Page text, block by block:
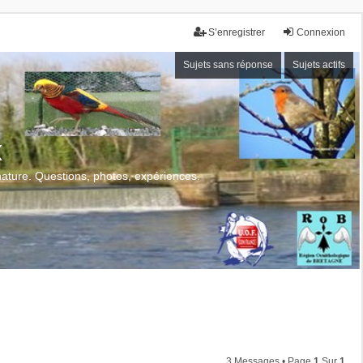
Connexion
S’enregistrer
Sujets sans réponse Sujets actifs
Questions, photos, expériences.